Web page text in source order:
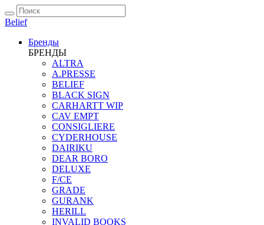
Belief
Бренды
БРЕНДЫ
ALTRA
A.PRESSE
BELIEF
BLACK SIGN
CARHARTT WIP
CAV EMPT
CONSIGLIERE
CYDERHOUSE
DAIRIKU
DEAR BORO
DELUXE
F/CE
GRADE
GURANK
HERILL
INVALID BOOKS